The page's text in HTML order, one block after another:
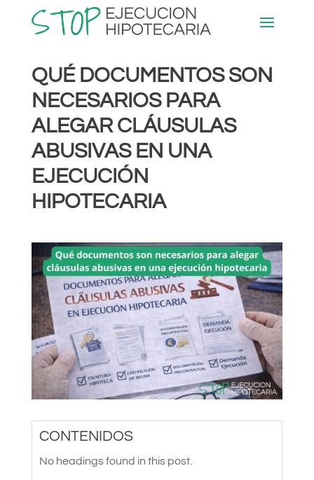
QUÉ DOCUMENTOS SON
NECESARIOS PARA
ALEGAR CLÁUSULAS
ABUSIVAS EN UNA
EJECUCIÓN
HIPOTECARIA
CONTENIDOS
No headings found in this post.